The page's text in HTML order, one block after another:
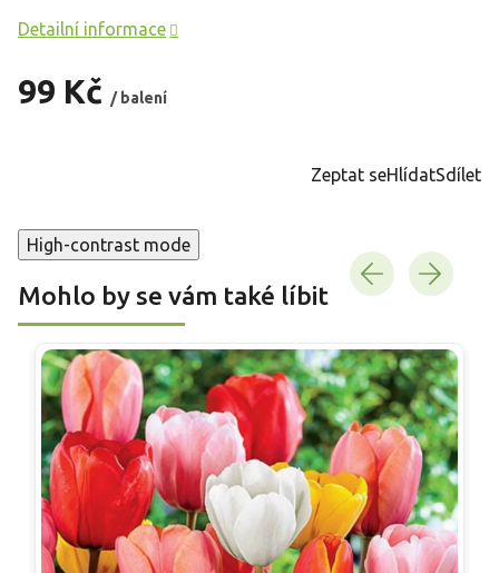
99 Kč / balení
Detailní informace
Zeptat seHlídatSdílet
High-contrast mode
Mohlo by se vám také líbit